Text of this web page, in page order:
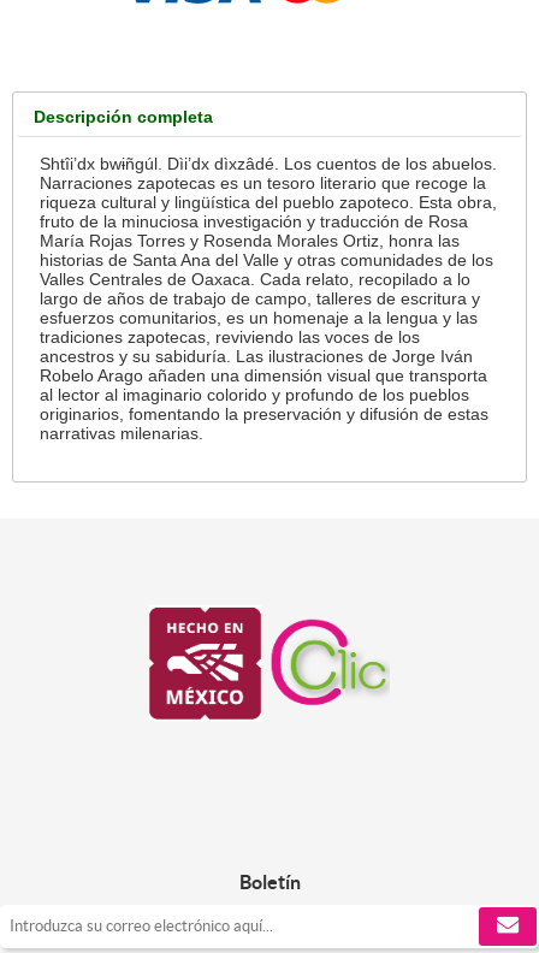
Descripción completa
Shtîi’dx bwɨñgúl. Dìi’dx dìxzâdé. Los cuentos de los abuelos.
Narraciones zapotecas es un tesoro literario que recoge la
riqueza cultural y lingüística del pueblo zapoteco. Esta obra,
fruto de la minuciosa investigación y traducción de Rosa
María Rojas Torres y Rosenda Morales Ortiz, honra las
historias de Santa Ana del Valle y otras comunidades de los
Valles Centrales de Oaxaca. Cada relato, recopilado a lo
largo de años de trabajo de campo, talleres de escritura y
esfuerzos comunitarios, es un homenaje a la lengua y las
tradiciones zapotecas, reviviendo las voces de los
ancestros y su sabiduría. Las ilustraciones de Jorge Iván
Robelo Arago añaden una dimensión visual que transporta
al lector al imaginario colorido y profundo de los pueblos
originarios, fomentando la preservación y difusión de estas
narrativas milenarias.
Boletín